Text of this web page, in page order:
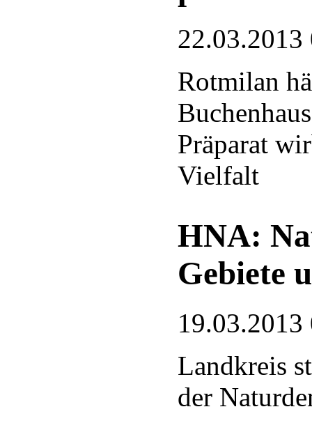
22.03.2013
Rotmilan
Präparat
Vielfalt
HNA:
Gebiete
19.03.2013
Landkreis
der